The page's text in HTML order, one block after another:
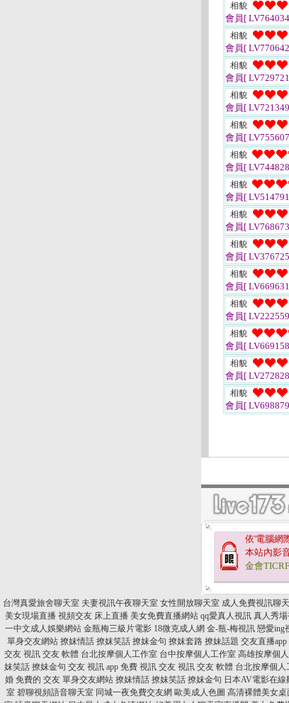
相貌
會員[
相貌
會員[
相貌
會員[
相貌
會員[
相貌
會員[
相貌
會員[
相貌
會員[
相貌
會員[
相貌
會員[
相貌
會員[
相貌
會員[
相貌
會員[
相貌
會員[
相貌
會員[
依'電腦網
本站內影
金會
台灣真愛旅舍聊天室 夫妻視訊午夜聊天室 女性開放聊天室 成人免費視訊聊
美女現場直播 視頻交友 床上直播 美女免費直播網站 qq愛真人視訊 真人秀
一中文成人娛樂網站 金瓶梅三級片電影 18微克成人網 金-瓶-梅視訊 戀愛ing
單身交友網站 撩妺情話 撩妺笑話 撩妺金句 撩妺套路 撩妹話題 交友直播app
交友 視訊 交友 軟體 台北按摩個人工作室 台中按摩個人工作室 高雄按摩個
妺笑話 撩妺金句 交友 視訊 app 免費 視訊 交友 視訊 交友 軟體 台北按摩個人
婚 免費的 交友 單身交友網站 撩妺情話 撩妺笑話 撩妺金句 日本AV電影在線
室 碧聊視頻語音聊天室 同城一夜免費交友網 歐美成人色圖 高清裸體美女桌